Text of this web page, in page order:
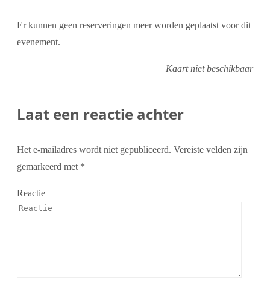
Er kunnen geen reserveringen meer worden geplaatst voor dit
evenement.
Kaart niet beschikbaar
Laat een reactie achter
Het e-mailadres wordt niet gepubliceerd. Vereiste velden zijn
gemarkeerd met *
Reactie